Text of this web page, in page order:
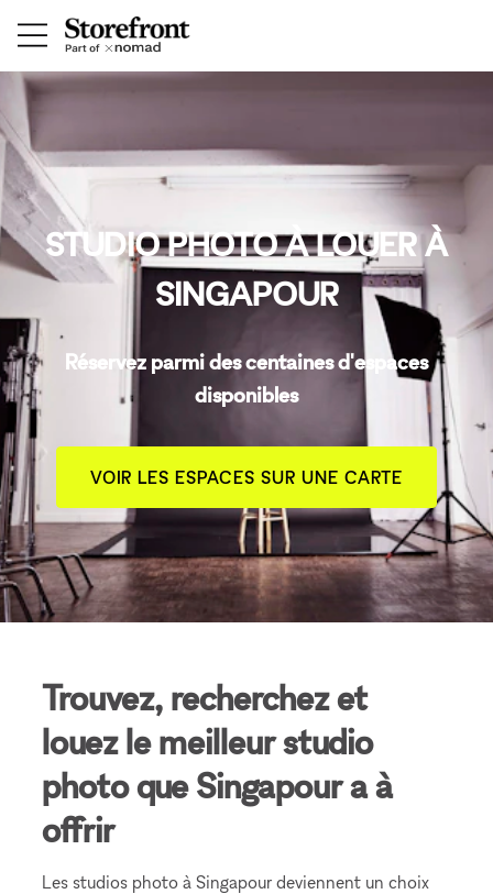
STUDIO PHOTO À LOUER À
SINGAPOUR
Réservez parmi des centaines d'espaces
disponibles
VOIR LES ESPACES SUR UNE CARTE
Trouvez, recherchez et
louez le meilleur studio
photo que Singapour a à
offrir
Les studios photo à Singapour deviennent un choix